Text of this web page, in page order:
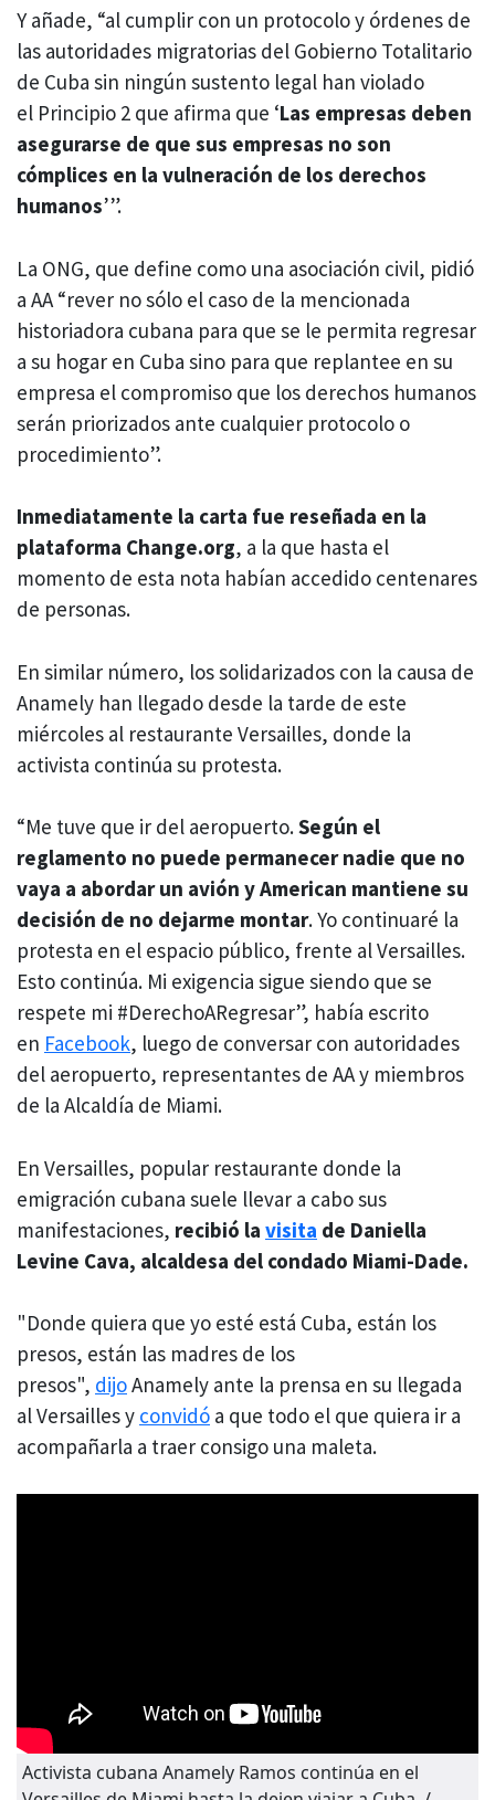
Y añade, “al cumplir con un protocolo y órdenes de
las autoridades migratorias del Gobierno Totalitario
de Cuba sin ningún sustento legal han violado
el Principio 2 que afirma que ‘Las empresas deben
asegurarse de que sus empresas no son
cómplices en la vulneración de los derechos
humanos’”.
La ONG, que define como una asociación civil, pidió
a AA “rever no sólo el caso de la mencionada
historiadora cubana para que se le permita regresar
a su hogar en Cuba sino para que replantee en su
empresa el compromiso que los derechos humanos
serán priorizados ante cualquier protocolo o
procedimiento”.
Inmediatamente la carta fue reseñada en la
plataforma Change.org, a la que hasta el
momento de esta nota habían accedido centenares
de personas.
En similar número, los solidarizados con la causa de
Anamely han llegado desde la tarde de este
miércoles al restaurante Versailles, donde la
activista continúa su protesta.
“Me tuve que ir del aeropuerto.Según el
reglamento no puede permanecer nadie que no
vaya a abordar un avión y American mantiene su
decisión de no dejarme montar. Yo continuaré la
protesta en el espacio público, frente al Versailles.
Esto continúa. Mi exigencia sigue siendo que se
respete mi #DerechoARegresar”, había escrito
en Facebook, luego de conversar con autoridades
del aeropuerto, representantes de AA y miembros
de la Alcaldía de Miami.
En Versailles, popular restaurante donde la
emigración cubana suele llevar a cabo sus
manifestaciones, recibió la visita de Daniella
Levine Cava, alcaldesa del condado Miami-Dade.
"Donde quiera que yo esté está Cuba, están los
presos, están las madres de los
presos", dijoAnamely ante la prensa en su llegada
al Versailles y convidó a que todo el que quiera ir a
acompañarla a traer consigo una maleta.
Activista cubana Anamely Ramos continúa en el